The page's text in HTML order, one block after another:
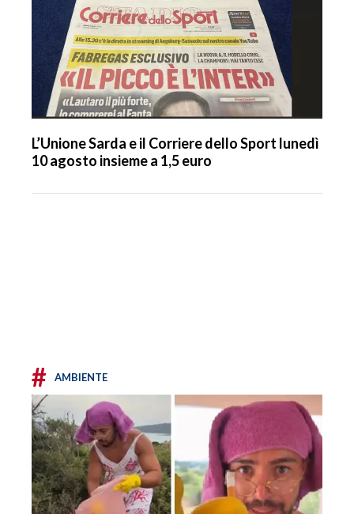
L’Unione Sarda e il Corriere dello Sport lunedì
10 agosto insieme a 1,5 euro
# AMBIENTE